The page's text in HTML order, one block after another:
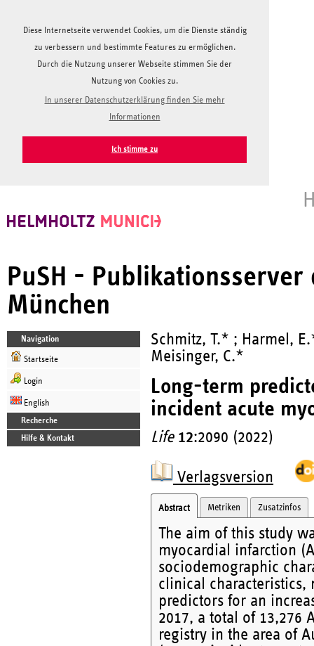
Diese Internetseite verwendet Cookies, um die Dienste ständig
zu verbessern und bestimmte Features zu ermöglichen.
Durch die Nutzung unserer Webseite stimmen Sie der
Nutzung von Cookies zu.
In unserer Datenschutzerklärung finden Sie mehr
Informationen
Ich stimme zu
PuSH -
München
Navigation
Startseite
Login
English
Recherche
Hilfe & Kontakt
Schmitz, T.* ; Harmel,
Meisinger, C.*
Long-term
incident acute
Life 12:2090 (2022)
Verlagsversion
Abstract Metriken Zusatzinfos
The aim of this study
myocardial infarction
sociodemographic
clinical characteristics,
predictors for an
2017, a total of 13,276
registry in the area of